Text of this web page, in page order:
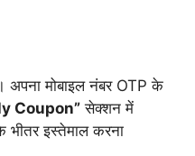
अपना मोबाइल नंबर OTP के
Coupon” सेक्शन में
इस्तेमाल करना